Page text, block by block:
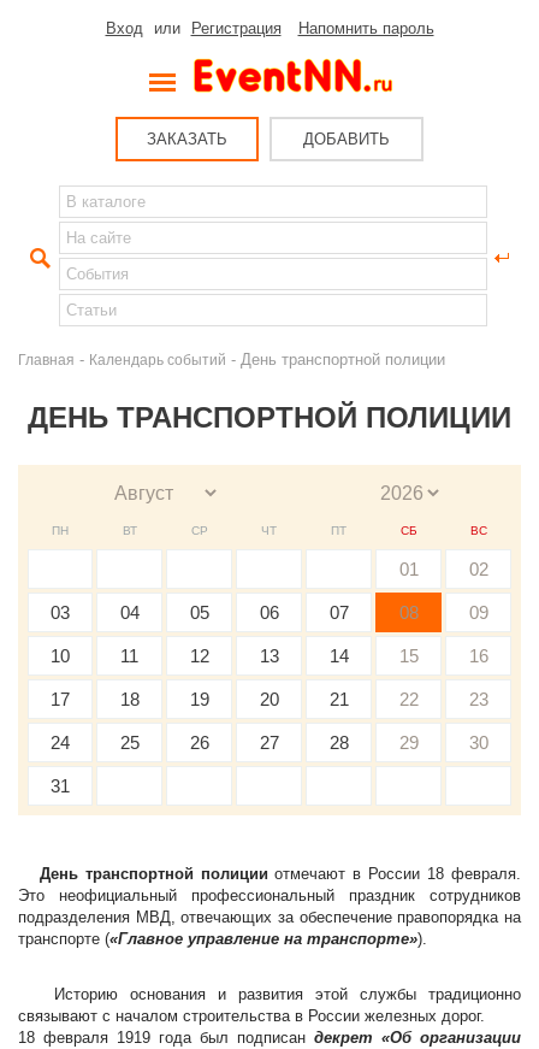
Вход или Регистрация Напомнить пароль
ЗАКАЗАТЬ ДОБАВИТЬ
Главная - Календарь событий - День транспортной полиции
ДЕНЬ ТРАНСПОРТНОЙ ПОЛИЦИИ
ПН ВТ СР ЧТ ПТ СБ ВС
01 02
03 04 05 06 07 08 09
10 11 12 13 14 15 16
17 18 19 20 21 22 23
24 25 26 27 28 29 30
31
День транспортной полиции отмечают в России 18 февраля.
Это неофициальный профессиональный праздник сотрудников
подразделения МВД, отвечающих за обеспечение правопорядка на
транспорте («Главное управление на транспорте»).
Историю основания и развития этой службы традиционно
связывают с началом строительства в России железных дорог.
18 февраля 1919 года был подписан декрет «Об организации